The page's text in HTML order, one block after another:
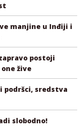
manjine u Inđiji i
postoji
žive
podršci, sredstva
slobodno!